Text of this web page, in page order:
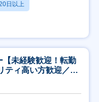
日以上
【未経験歓迎！転勤
ティ高い方歓迎／土